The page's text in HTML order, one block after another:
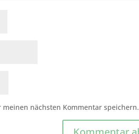
nächsten Kommentar speichern.